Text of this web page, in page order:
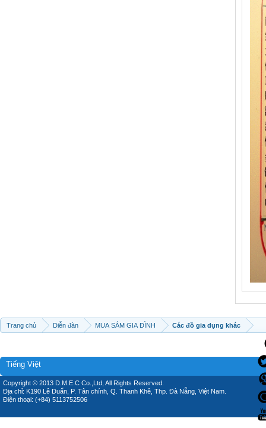
Trang chủ Diễn đàn MUA SẮM GIA ĐÌNH Các đồ gia dụng khác
Tiếng Việt
Copyright © 2013 D.M.E.C Co.,Ltd, All Rights Reserved.
Địa chỉ: K190 Lê Duẩn, P. Tân chính, Q. Thanh Khê, Thp. Đà Nẵng, Việt Nam.
Điện thoại: (+84) 5113752506